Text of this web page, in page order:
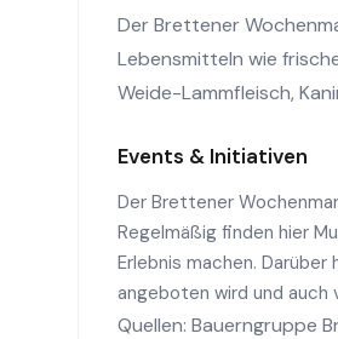
Der Brettener
Lebensmitteln wie
Weide-Lammfleisch,
Events & Initiativen
Der Brettener
Regelmäßig finden hier
Erlebnis machen.
angeboten wird und
Quellen: Bauerngruppe